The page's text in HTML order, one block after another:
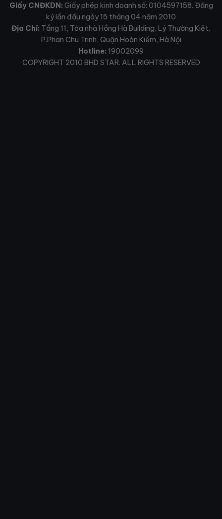
Giấy CNĐKDN: Giấy phép kinh doanh số: 0104597158. Đăng
ký lần đầu ngày 15 tháng 04 năm 2010
Địa Chỉ: Tầng 11, Tòa nhà Hồng Hà Building, Lý Thường Kiệt,
P.Phan Chu Trinh, Quận Hoàn Kiếm, Hà Nội
Hotline: 19002099
COPYRIGHT 2010 BHD STAR. ALL RIGHTS RESERVED